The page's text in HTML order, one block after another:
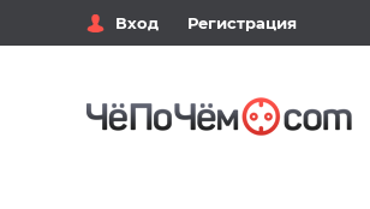
Вход Регистрация